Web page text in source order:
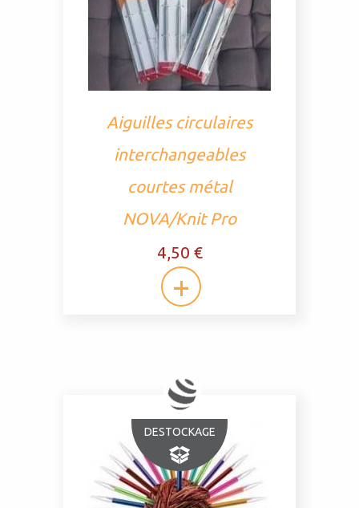
Aiguilles circulaires
interchangeables
courtes métal
NOVA/Knit Pro
4,50 €
DESTOCKAGE